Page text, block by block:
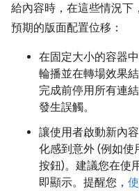
給內容時，在這些情況下
預期的版面配置位移：
在固定大小的容器
輪播並在轉場效果
完成前停用所有連
發生誤觸。
讓使用者啟動新內
化感到意外 (例如使
按鈕)。建議您在使
即顯示。提醒您，